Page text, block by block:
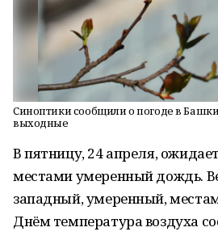
Синоптики сообщили о погоде в
выходные
В пятницу, 24 апреля,
местами умеренный дождь.
западный, умеренный,
Днём температура воздуха